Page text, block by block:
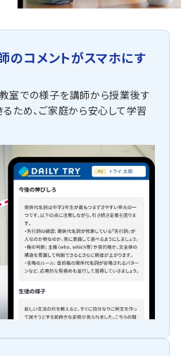
のコメントがスマホにす
室での様子を講師から授業後す
るため、ご家庭から安心して学習